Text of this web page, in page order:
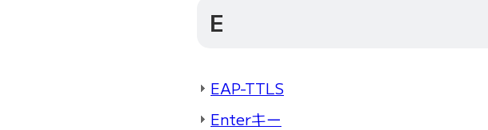
E
EAP-TTLS
Enterキー